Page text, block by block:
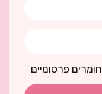
פרסומיים